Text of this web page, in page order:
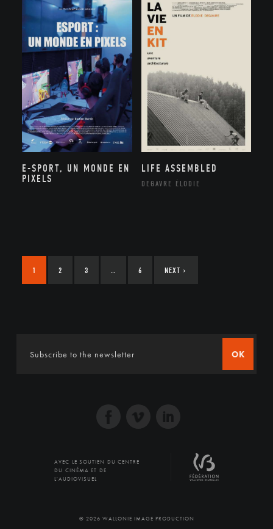
E-SPORT, UN MONDE EN
PIXELS
LIFE ASSEMBLED
DEGAVRE ÉLODIE
1 2 3 … 6 NEXT ›
OK
AVEC LE SOUTIEN DU CENTRE
DU CINÉMA ET DE
L'AUDIOVISUEL
© 2026 WALLONIE IMAGE PRODUCTION